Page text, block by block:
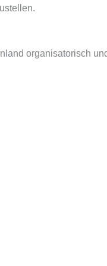
organisatorisch